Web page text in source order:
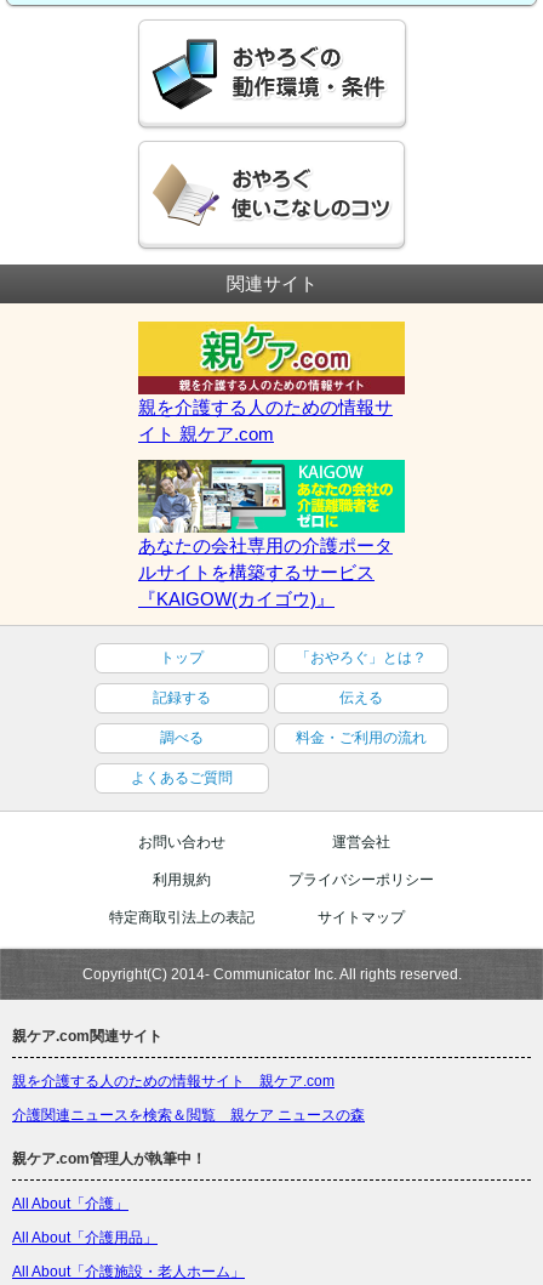
関連サイト
親を介護する人のための情報サ
イト 親ケア.com
あなたの会社専用の介護ポータ
ルサイトを構築するサービス
『KAIGOW(カイゴウ)』
トップ 「おやろぐ」とは？
記録する 伝える
調べる 料金・ご利用の流れ
よくあるご質問
お問い合わせ 運営会社
利用規約 プライバシーポリシー
特定商取引法上の表記 サイトマップ
Copyright(C) 2014- Communicator Inc. All rights reserved.
親ケア.com関連サイト
親を介護する人のための情報サイト 親ケア.com
介護関連ニュースを検索＆閲覧 親ケア ニュースの森
親ケア.com管理人が執筆中！
All About「介護」
All About「介護用品」
All About「介護施設・老人ホーム」